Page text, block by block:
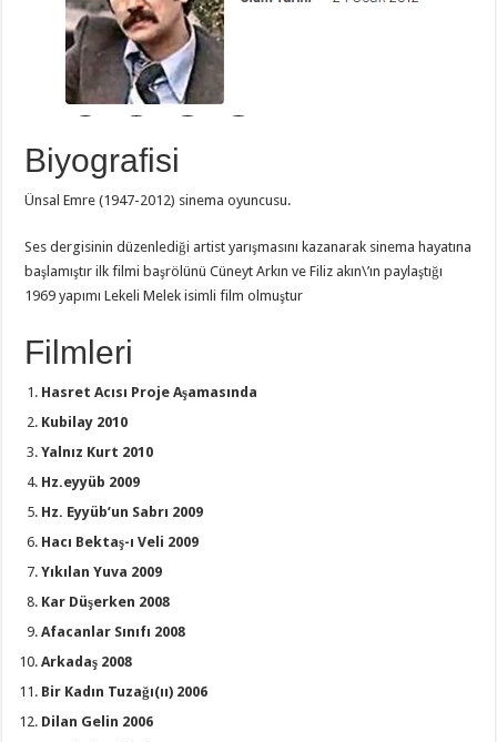
Biyografisi
Ünsal Emre (1947-2012) sinema oyuncusu.
Ses dergisinin düzenlediği artist yarışmasını kazanarak sinema hayatına
başlamıştır ilk filmi başrölünü Cüneyt Arkın ve Filiz akın\’ın paylaştığı
1969 yapımı Lekeli Melek isimli film olmuştur
Filmleri
Hasret Acısı Proje Aşamasında
Kubilay 2010
Yalnız Kurt 2010
Hz.eyyüb 2009
Hz. Eyyüb’un Sabrı 2009
Hacı Bektaş-ı Veli 2009
Yıkılan Yuva 2009
Kar Düşerken 2008
Afacanlar Sınıfı 2008
Arkadaş 2008
Bir Kadın Tuzağı(ıı) 2006
Dilan Gelin 2006